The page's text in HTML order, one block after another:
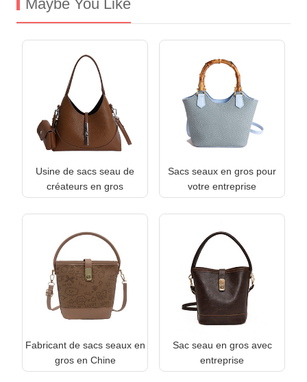
Maybe You Like
Usine de sacs seau de
créateurs en gros
Sacs seaux en gros pour
votre entreprise
Fabricant de sacs seaux en
gros en Chine
Sac seau en gros avec
entreprise